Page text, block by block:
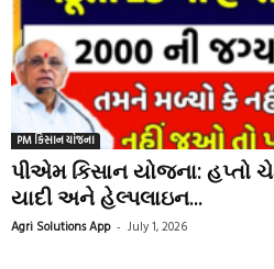
PM કિસાન યોજના
પીએમ કિસાન યોજના: હપ્તો
યાદી અને હેલ્પલાઇન...
Agri Solutions App - July 1, 2026